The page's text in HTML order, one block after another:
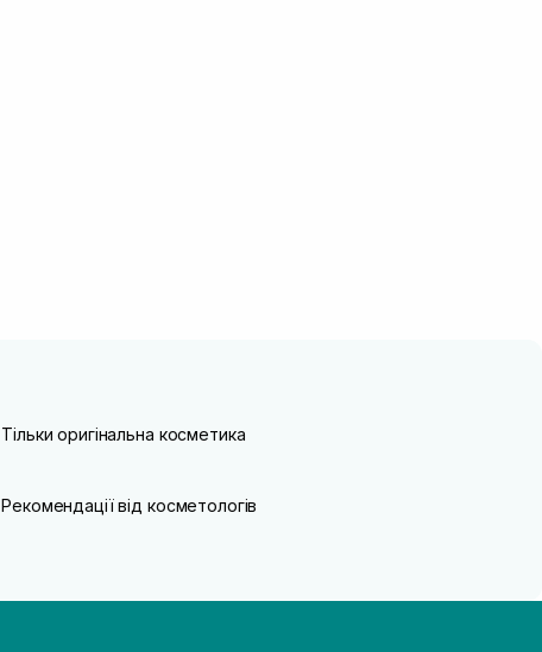
Тільки оригінальна косметика
Рекомендації від косметологів